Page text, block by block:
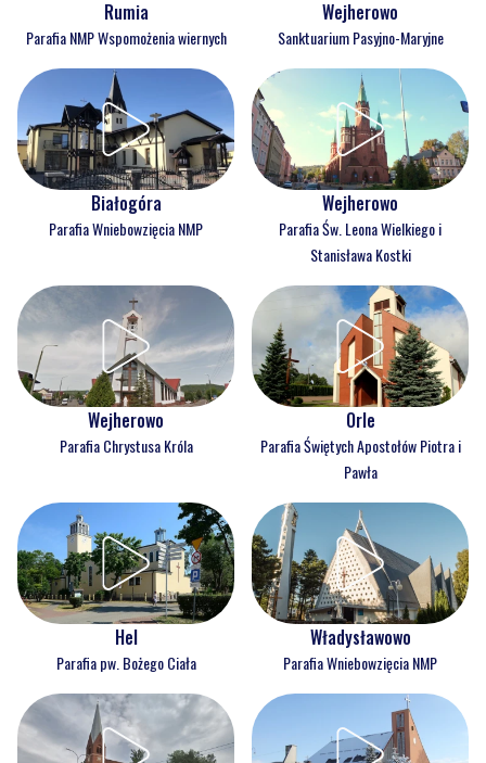
Rumia
Parafia NMP Wspomożenia wiernych
Wejherowo
Sanktuarium Pasyjno-Maryjne
Białogóra
Parafia Wniebowzięcia NMP
Wejherowo
Parafia Św. Leona Wielkiego i
Stanisława Kostki
Wejherowo
Parafia Chrystusa Króla
Orle
Parafia Świętych Apostołów Piotra i
Pawła
Hel
Parafia pw. Bożego Ciała
Władysławowo
Parafia Wniebowzięcia NMP